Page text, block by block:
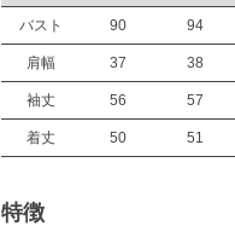
バスト 90 94
肩幅 37 38
袖丈 56 57
着丈 50 51
特徴